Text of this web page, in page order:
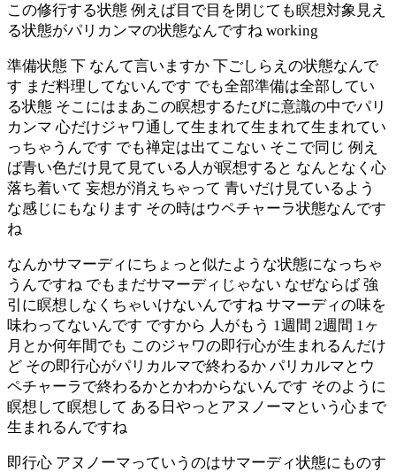
この修行する状態 例えば目で目を閉じても瞑想対象見え
る状態がパリカンマの状態なんですね working
準備状態 下 なんて言いますか 下ごしらえの状態なんで
す まだ料理してないんです でも全部準備は全部してい
る状態 そこにはまあこの瞑想するたびに意識の中でパリ
カンマ 心だけジャワ通して生まれて生まれて生まれてい
っちゃうんです でも禅定は出てこない そこで同じ 例え
ば青い色だけ見て見ている人が瞑想すると なんとなく心
落ち着いて 妄想が消えちゃって 青いだけ見ているよう
な感じにもなります その時はウペチャーラ状態なんです
ね
なんかサマーディにちょっと似たような状態になっちゃ
うんですね でもまだサマーディじゃない なぜならば 強
引に瞑想しなくちゃいけないんですね サマーディの味を
味わってないんです ですから 人がもう 1週間 2週間 1ヶ
月とか何年間でも このジャワの即行心が生まれるんだけ
ど その即行心がパリカルマで終わるか パリカルマとウ
ペチャーラで終わるかとかわからないんです そのように
瞑想して瞑想して ある日やっとアヌノーマという心まで
生まれるんですね
即行心 アヌノーマっていうのはサマーディ状態にものす